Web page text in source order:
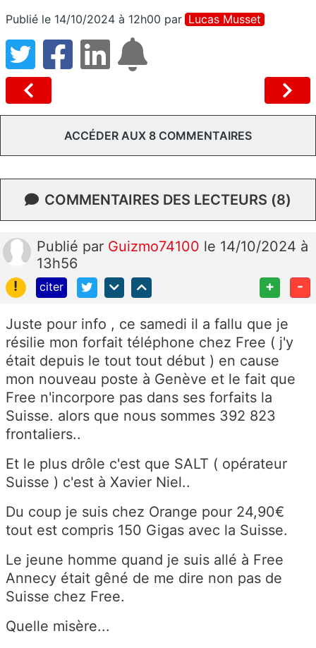
Publié le 14/10/2024 à 12h00 par Lucas Musset
ACCÉDER AUX 8 COMMENTAIRES
COMMENTAIRES DES LECTEURS (8)
Publié par Guizmo74100 le 14/10/2024 à
13h56
!
citer + -
Juste pour info , ce samedi il a fallu que je
résilie mon forfait téléphone chez Free ( j'y
était depuis le tout tout début ) en cause
mon nouveau poste à Genève et le fait que
Free n'incorpore pas dans ses forfaits la
Suisse. alors que nous sommes 392 823
frontaliers..
Et le plus drôle c'est que SALT ( opérateur
Suisse ) c'est à Xavier Niel..
Du coup je suis chez Orange pour 24,90€
tout est compris 150 Gigas avec la Suisse.
Le jeune homme quand je suis allé à Free
Annecy était gêné de me dire non pas de
Suisse chez Free.
Quelle misère...